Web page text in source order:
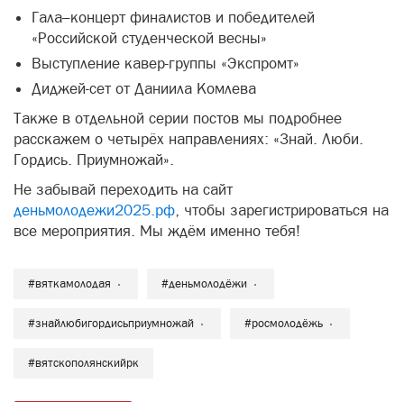
Гала–концерт финалистов и победителей
«Российской студенческой весны»
Выступление кавер-группы «Экспромт»
Диджей-сет от Даниила Комлева
Также в отдельной серии постов мы подробнее
расскажем о четырёх направлениях: «Знай. Люби.
Гордись. Приумножай».
Не забывай переходить на сайт
деньмолодежи2025.рф, чтобы зарегистрироваться на
все мероприятия. Мы ждём именно тебя!
#вяткамолодая #деньмолодёжи
#знайлюбигордисьприумножай #росмолодёжь
#вятскополянскийрк